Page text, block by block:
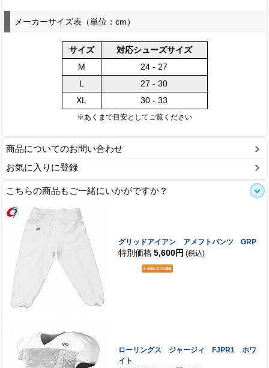
メーカーサイズ表（単位：cm）
サイズ
対応シューズサイズ
M
24 - 27
L
27 - 30
XL
30 - 33
※あくまで目安としてご覧ください
商品についてのお問い合わせ
お気に入りに登録
こちらの商品もご一緒にいかがですか？
グリッドアイアン アメフトパンツ GRP
特別価格 5,600円 (税込)
ローリングス ジャージィ FJPR1 ホワ
イト